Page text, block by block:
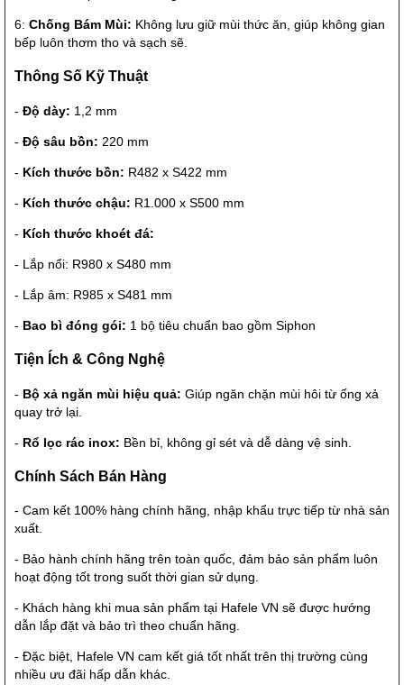
6: Chống Bám Mùi: Không lưu giữ mùi thức ăn, giúp không gian
bếp luôn thơm tho và sạch sẽ.
Thông Số Kỹ Thuật
- Độ dày: 1,2 mm
- Độ sâu bồn: 220 mm
- Kích thước bồn: R482 x S422 mm
- Kích thước chậu: R1.000 x S500 mm
- Kích thước khoét đá:
- Lắp nổi: R980 x S480 mm
- Lắp âm: R985 x S481 mm
- Bao bì đóng gói: 1 bộ tiêu chuẩn bao gồm Siphon
Tiện Ích & Công Nghệ
- Bộ xả ngăn mùi hiệu quả: Giúp ngăn chặn mùi hôi từ ống xả
quay trở lại.
- Rổ lọc rác inox: Bền bỉ, không gỉ sét và dễ dàng vệ sinh.
Chính Sách Bán Hàng
- Cam kết 100% hàng chính hãng, nhập khẩu trực tiếp từ nhà sản
xuất.
- Bảo hành chính hãng trên toàn quốc, đảm bảo sản phẩm luôn
hoạt động tốt trong suốt thời gian sử dụng.
- Khách hàng khi mua sản phẩm tại Hafele VN sẽ được hướng
dẫn lắp đặt và bảo trì theo chuẩn hãng.
- Đặc biệt, Hafele VN cam kết giá tốt nhất trên thị trường cùng
nhiều ưu đãi hấp dẫn khác.